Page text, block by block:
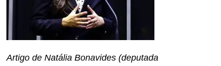
Artigo de Natália Bonavides (deputada